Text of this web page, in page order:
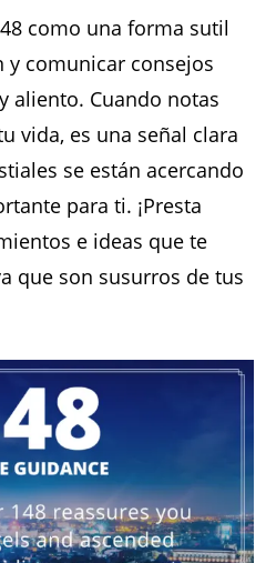
como una forma sutil
y comunicar consejos
aliento. Cuando notas
vida, es una señal clara
se están acercando
para ti. ¡Presta
e ideas que te
que son susurros de tus